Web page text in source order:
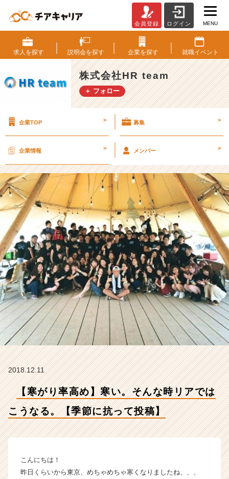
が
り
率
高
め】
寒
な
ア
で
は
こ
う
な
る。
【季
節
に
抗
っ
て
投
稿】
【株
t
a
の
ム
会員登録 ログイン MENU
求人を探す 説明会を探す 企業を探す 就職イベント
株式会社HR team
＋ フォロー
企業TOP > 募集 >
企業情報 > メンバー >
2018.12.11
【寒がり率高め】寒い。そんな時リアでは
こうなる。【季節に抗って投稿】
こんにちは！
昨日くらいから東京、めちゃめちゃ寒くなりましたね、、、